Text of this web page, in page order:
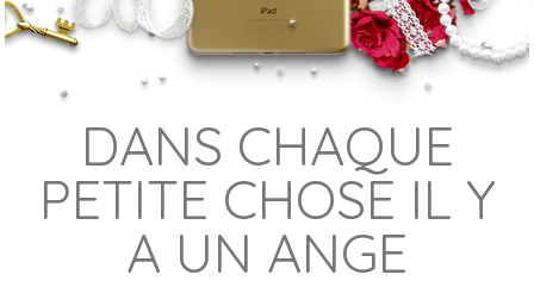
DANS CHAQUE
PETITE CHOSE IL Y
A UN ANGE